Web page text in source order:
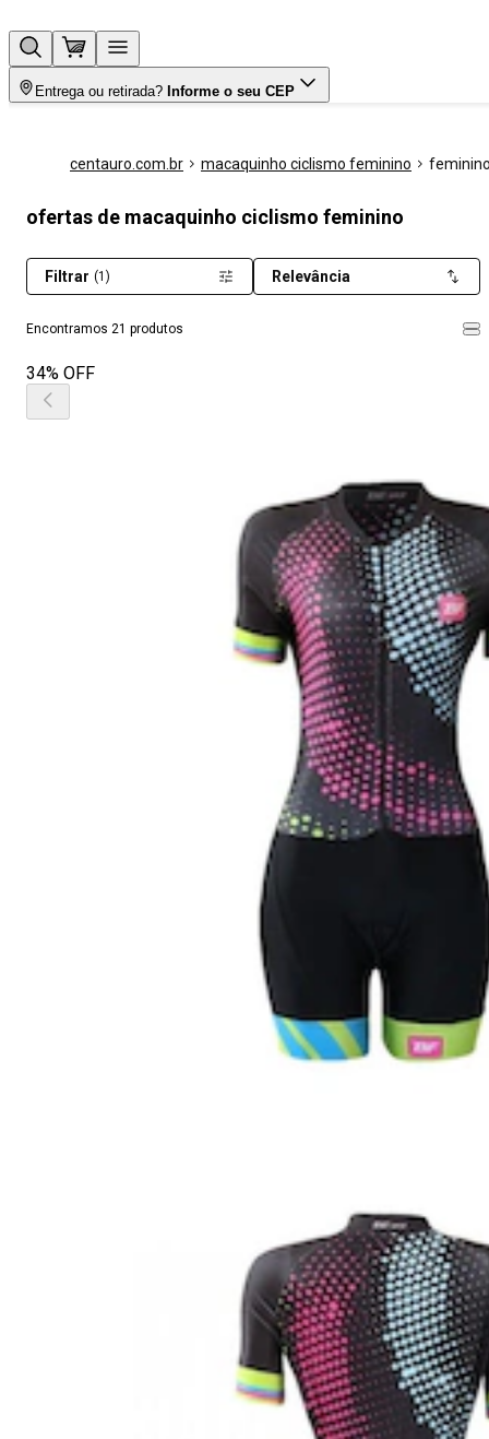
Entrega ou retirada? Informe o seu CEP
centauro.com.br macaquinho ciclismo feminino
ofertas de macaquinho ciclismo feminino
Encontramos 21 produtos
Filtrar (1) Relevância
34% OFF